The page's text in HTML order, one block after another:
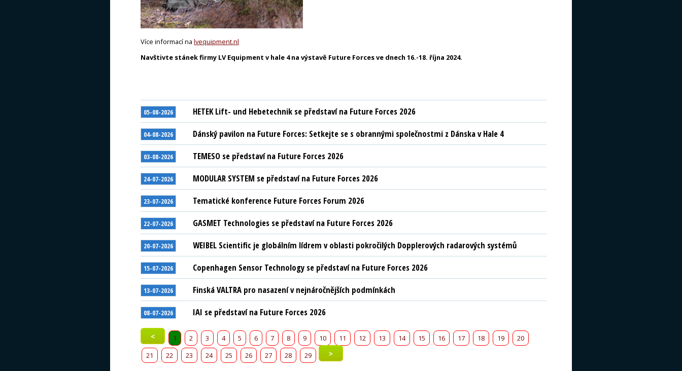
Více informací na lvequipment.nl
Navštivte stánek firmy LV Equipment v hale 4 na výstavě Future Forces ve dnech 16.-18. října 2024.
05-08-2026 HETEK Lift- und Hebetechnik se představí na Future Forces 2026
04-08-2026 Dánský pavilon na Future Forces: Setkejte se s obrannými společnostmi z Dánska v Hale 4
03-08-2026 TEMESO se představí na Future Forces 2026
24-07-2026 MODULAR SYSTEM se představí na Future Forces 2026
23-07-2026 Tematické konference Future Forces Forum 2026
22-07-2026 GASMET Technologies se představí na Future Forces 2026
20-07-2026 WEIBEL Scientific je globálním lídrem v oblasti pokročilých Dopplerových radarových systémů
15-07-2026 Copenhagen Sensor Technology se představí na Future Forces 2026
13-07-2026 Finská VALTRA pro nasazení v nejnáročnějších podmínkách
08-07-2026 IAI se představí na Future Forces 2026
< 1 2 3 4 5 6 7 8 9 10 11 12 13 14 15 16 17 18 19
20
21
22 23 24 25 26 27 28 29 >